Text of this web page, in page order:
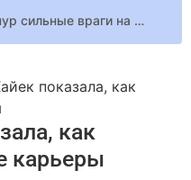
Чересчур сильные враги на стартовой локации Destiny были вдохновлены Dark Souls – дизайнеру пришлось объяснять коллегам, что это не баг
Ubisoft Том Хендерсон прогнозирует новую часть Ghost Recon в 2025 году
показала, как
как
карьеры